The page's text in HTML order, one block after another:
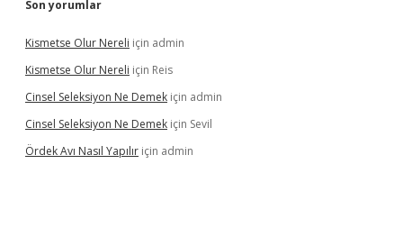
Son yorumlar
Kismetse Olur Nereli için admin
Kismetse Olur Nereli için Reis
Cinsel Seleksiyon Ne Demek için admin
Cinsel Seleksiyon Ne Demek için Sevil
Ördek Avı Nasıl Yapılır için admin